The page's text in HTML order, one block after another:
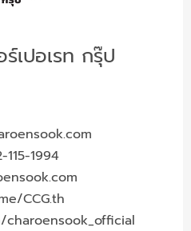
เปอเรท กรุ๊ป
115-1994
CCG.th
charoensook_official